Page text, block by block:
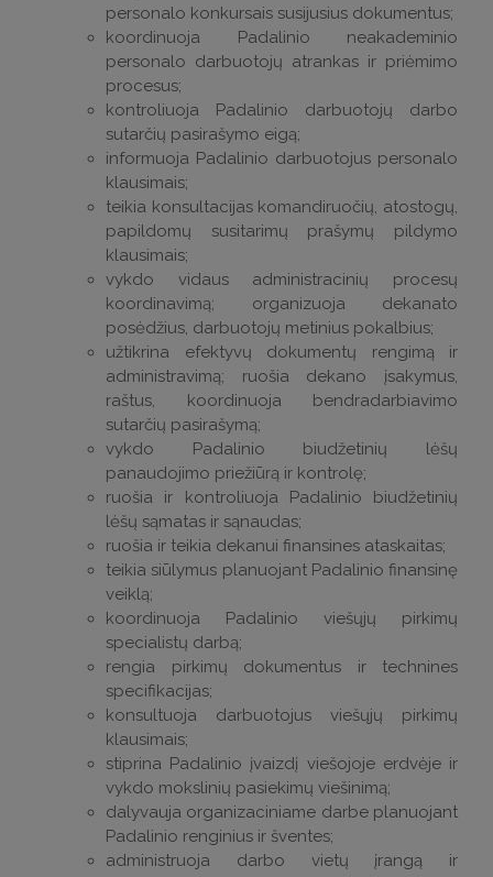
personalo konkursais susijusius dokumentus;
koordinuoja Padalinio neakademinio
personalo darbuotojų atrankas ir priėmimo
procesus;
kontroliuoja Padalinio darbuotojų darbo
sutarčių pasirašymo eigą;
informuoja Padalinio darbuotojus personalo
klausimais;
teikia konsultacijas komandiruočių, atostogų,
papildomų susitarimų prašymų pildymo
klausimais;
vykdo vidaus administracinių procesų
koordinavimą; organizuoja dekanato
posėdžius, darbuotojų metinius pokalbius;
užtikrina efektyvų dokumentų rengimą ir
administravimą; ruošia dekano įsakymus,
raštus, koordinuoja bendradarbiavimo
sutarčių pasirašymą;
vykdo Padalinio biudžetinių lėšų
panaudojimo priežiūrą ir kontrolę;
ruošia ir kontroliuoja Padalinio biudžetinių
lėšų sąmatas ir sąnaudas;
ruošia ir teikia dekanui finansines ataskaitas;
teikia siūlymus planuojant Padalinio finansinę
veiklą;
koordinuoja Padalinio viešųjų pirkimų
specialistų darbą;
rengia pirkimų dokumentus ir technines
specifikacijas;
konsultuoja darbuotojus viešųjų pirkimų
klausimais;
stiprina Padalinio įvaizdį viešojoje erdvėje ir
vykdo mokslinių pasiekimų viešinimą;
dalyvauja organizaciniame darbe planuojant
Padalinio renginius ir šventes;
administruoja darbo vietų įrangą ir